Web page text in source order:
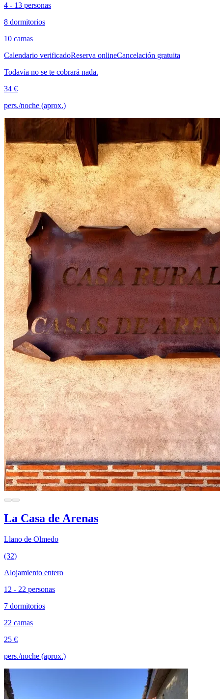
4 - 13 personas
8 dormitorios
10 camas
Calendario verificadoReserva onlineCancelación gratuita
Todavía no se te cobrará nada.
34 €
pers./noche (aprox.)
La Casa de Arenas
Llano de Olmedo
(32)
Alojamiento entero
12 - 22 personas
7 dormitorios
22 camas
25 €
pers./noche (aprox.)